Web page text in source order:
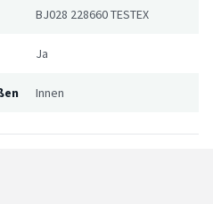
BJ028 228660 TESTEX
Ja
Innen